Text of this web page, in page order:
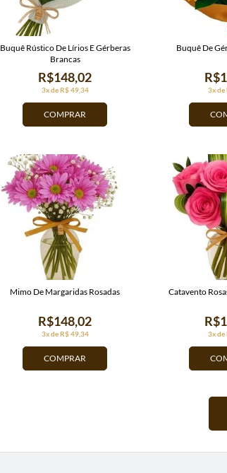
COMPRAR
3x de R$ 49,34
R$148,02
Buquê Rústico De Lírios E Gérberas
Brancas
3x de
Buquê De
COMPRAR
3x de R$ 49,34
R$148,02
Mimo De Margaridas Rosadas
3x de
Catavento